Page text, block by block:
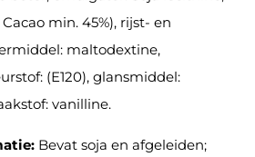
min. 45%), rijst- en
maltodextine,
(E120), glansmiddel:
vanilline.
Bevat soja en afgeleiden;